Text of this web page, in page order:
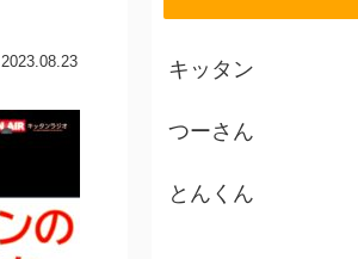
2023.08.23 キッタン
つーさん
とんくん